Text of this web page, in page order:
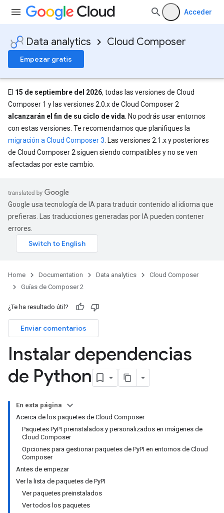
Acceder
Data analytics Cloud Composer
Empezar gratis
El 15 de septiembre del 2026, todas las versiones de Cloud
Composer 1 y las versiones 2.0.x de Cloud Composer 2
alcanzarán el fin de su ciclo de vida . No podrás usar entornos
con estas versiones. Te recomendamos que planifiques la
migración a Cloud Composer 3 . Las versiones 2.1.x y posteriores
de Cloud Composer 2 siguen siendo compatibles y no se ven
afectadas por este cambio.
Google usa tecnología de IA para traducir contenido al idioma que
prefieras. Las traducciones generadas por IA pueden contener
errores.
Home Documentation Data analytics
Cloud Composer
Guías de Composer 2
¿Te ha resultado útil?
Enviar comentarios
Instalar dependencias
de Python
En esta página
Acerca de los paquetes de Cloud Composer
Paquetes PyPI preinstalados y personalizados en imágenes de
Cloud Composer
Opciones para gestionar paquetes de PyPI en entornos de Cloud
Composer
Antes de empezar
Ver la lista de paquetes de PyPI
Ver paquetes preinstalados
Ver todos los paquetes